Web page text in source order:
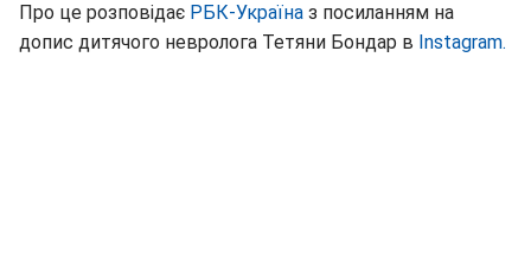
Про це розповідає РБК-Україна з посиланням на
допис дитячого невролога Тетяни Бондар в Instagram.